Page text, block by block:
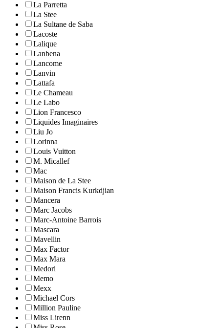
La Parretta
La Stee
La Sultane de Saba
Lacoste
Lalique
Lanbena
Lancome
Lanvin
Lattafa
Le Chameau
Le Labo
Lion Francesco
Liquides Imaginaires
Liu Jo
Lorinna
Louis Vuitton
M. Micallef
Mac
Maison de La Stee
Maison Francis Kurkdjian
Mancera
Marc Jacobs
Marc-Antoine Barrois
Mascara
Mavellin
Max Factor
Max Mara
Medori
Memo
Mexx
Michael Cors
Million Pauline
Miss Lirenn